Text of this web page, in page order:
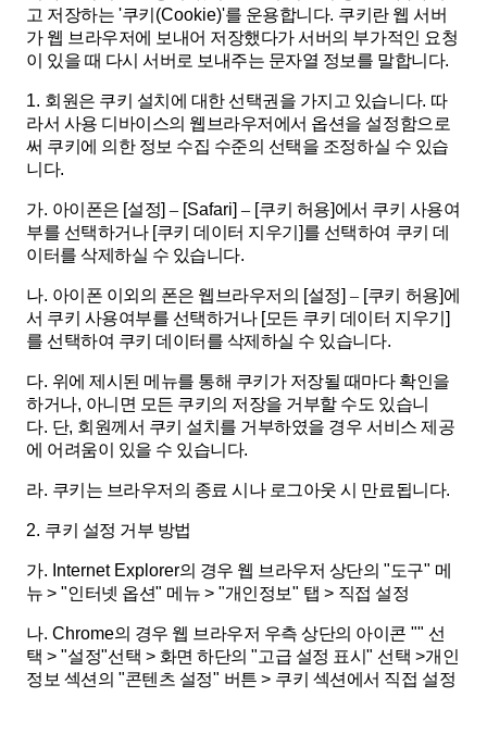
고 저장하는 '쿠키 (Cookie)'를 운용합니다. 쿠키란 웹 서버
가 웹 브라우저에 보내어 저장했다가 서버의 부가적인 요청
이 있을 때 다시 서버로 보내주는 문자열 정보를 말합니다.
1. 회원은 쿠키 설치에 대한 선택권을 가지고 있습니다. 따
라서 사용 디바이스의 웹브라우저에서 옵션을 설정함으로
써 쿠키에 의한 정보 수집 수준의 선택을 조정하실 수 있습
니다.
가. 아이폰은 [설정]– [Safari]– [쿠키 허용]에서 쿠키 사용여
부를 선택하거나 [쿠키 데이터 지우기 ]를 선택하여 쿠키 데
이터를 삭제하실 수 있습니다.
나. 아이폰 이외의 폰은 웹브라우저의 [설정] – [쿠키 허용]에
서 쿠키 사용여부를 선택하거나 [모든 쿠키 데이터 지우기 ]
를 선택하여 쿠키 데이터를 삭제하실 수 있습니다.
다. 위에 제시된 메뉴를 통해 쿠키가 저장될 때마다 확인을
하거나, 아니면 모든 쿠키의 저장을 거부할 수도 있습니
다. 단, 회원께서 쿠키 설치를 거부하였을 경우 서비스 제공
에 어려움이 있을 수 있습니다.
라. 쿠키는 브라우저의 종료 시나 로그아웃 시 만료됩니다.
2. 쿠키 설정 거부 방법
가. Internet Explorer의 경우 웹 브라우저 상단의 "도구" 메
뉴> "인터넷 옵션" 메뉴 > "개인정보" 탭 > 직접 설정
나. Chrome의 경우 웹 브라우저 우측 상단의 아이콘 "" 선
택> "설정"선택 > 화면 하단의"고급 설정 표시" 선택>개인
정보 섹션의 "콘텐츠 설정" 버튼> 쿠키 섹션에서 직접 설정